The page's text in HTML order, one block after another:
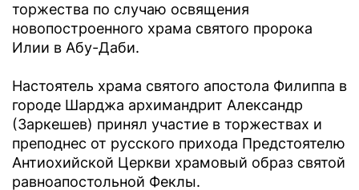
торжества по случаю освящения
новопостроенного храма святого пророка
Илии в Абу-Даби.
Настоятель храма святого апостола Филиппа в
городе Шарджа архимандрит Александр
(Заркешев) принял участие в торжествах и
преподнес от русского прихода Предстоятелю
Антиохийской Церкви храмовый образ святой
равноапостольной Феклы.